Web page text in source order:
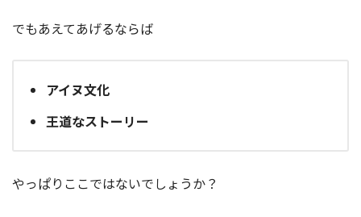
でもあえてあげるならば
アイヌ文化
王道なストーリー
やっぱりここではないでしょうか？